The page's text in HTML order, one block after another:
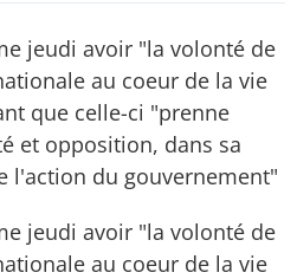
jeudi avoir "la volonté de
au coeur de la vie
que celle-ci "prenne
et opposition, dans sa
l'action du gouvernement"
jeudi avoir "la volonté de
au coeur de la vie